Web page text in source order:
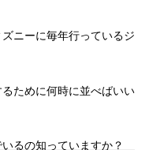
ニーに毎年行っているジ
ために何時に並べばいい
いるの知っていますか？